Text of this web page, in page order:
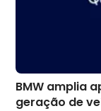
BMW amplia
geração de